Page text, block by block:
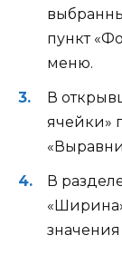
пункт
меню.
В
ячейки»
В